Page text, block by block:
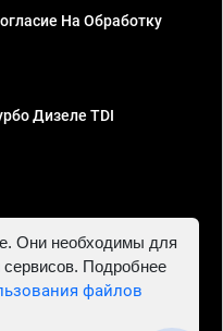
На Обработку
Дизеле TDI
ИНН 781302555843,
Они необходимы для
Подробнее
файлов